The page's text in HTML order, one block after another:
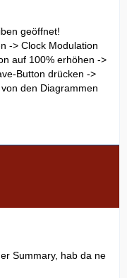
geöffnet!
-> Clock Modulation
auf 100% erhöhen ->
Button drücken ->
den Diagrammen
Summary, hab da ne